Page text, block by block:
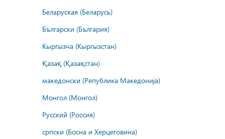
Беларуская (Беларусь)
Български (България)
Кыргызча (Кыргызстан)
Қазақ (Қазақстан)
македонски (Република Македонија)
Монгол (Монгол)
Русский (Россия)
српски (Босна и Херцеговина)